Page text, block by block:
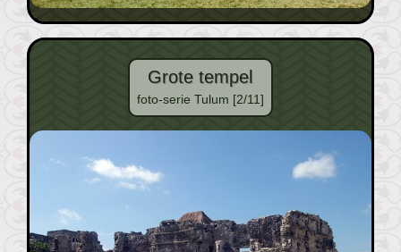
Grote tempel
foto-serie Tulum [2/11]